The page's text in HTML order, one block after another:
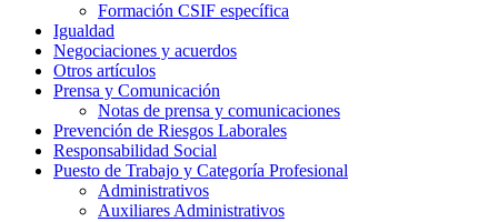
Formación CSIF específica
Igualdad
Negociaciones y acuerdos
Otros artículos
Prensa y Comunicación
Notas de prensa y comunicaciones
Prevención de Riesgos Laborales
Responsabilidad Social
Puesto de Trabajo y Categoría Profesional
Administrativos
Auxiliares Administrativos